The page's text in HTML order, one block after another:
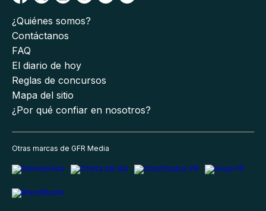
¿Quiénes somos?
Contáctanos
FAQ
El diario de hoy
Reglas de concursos
Mapa del sitio
¿Por qué confiar en nosotros?
Otras marcas de GFR Media